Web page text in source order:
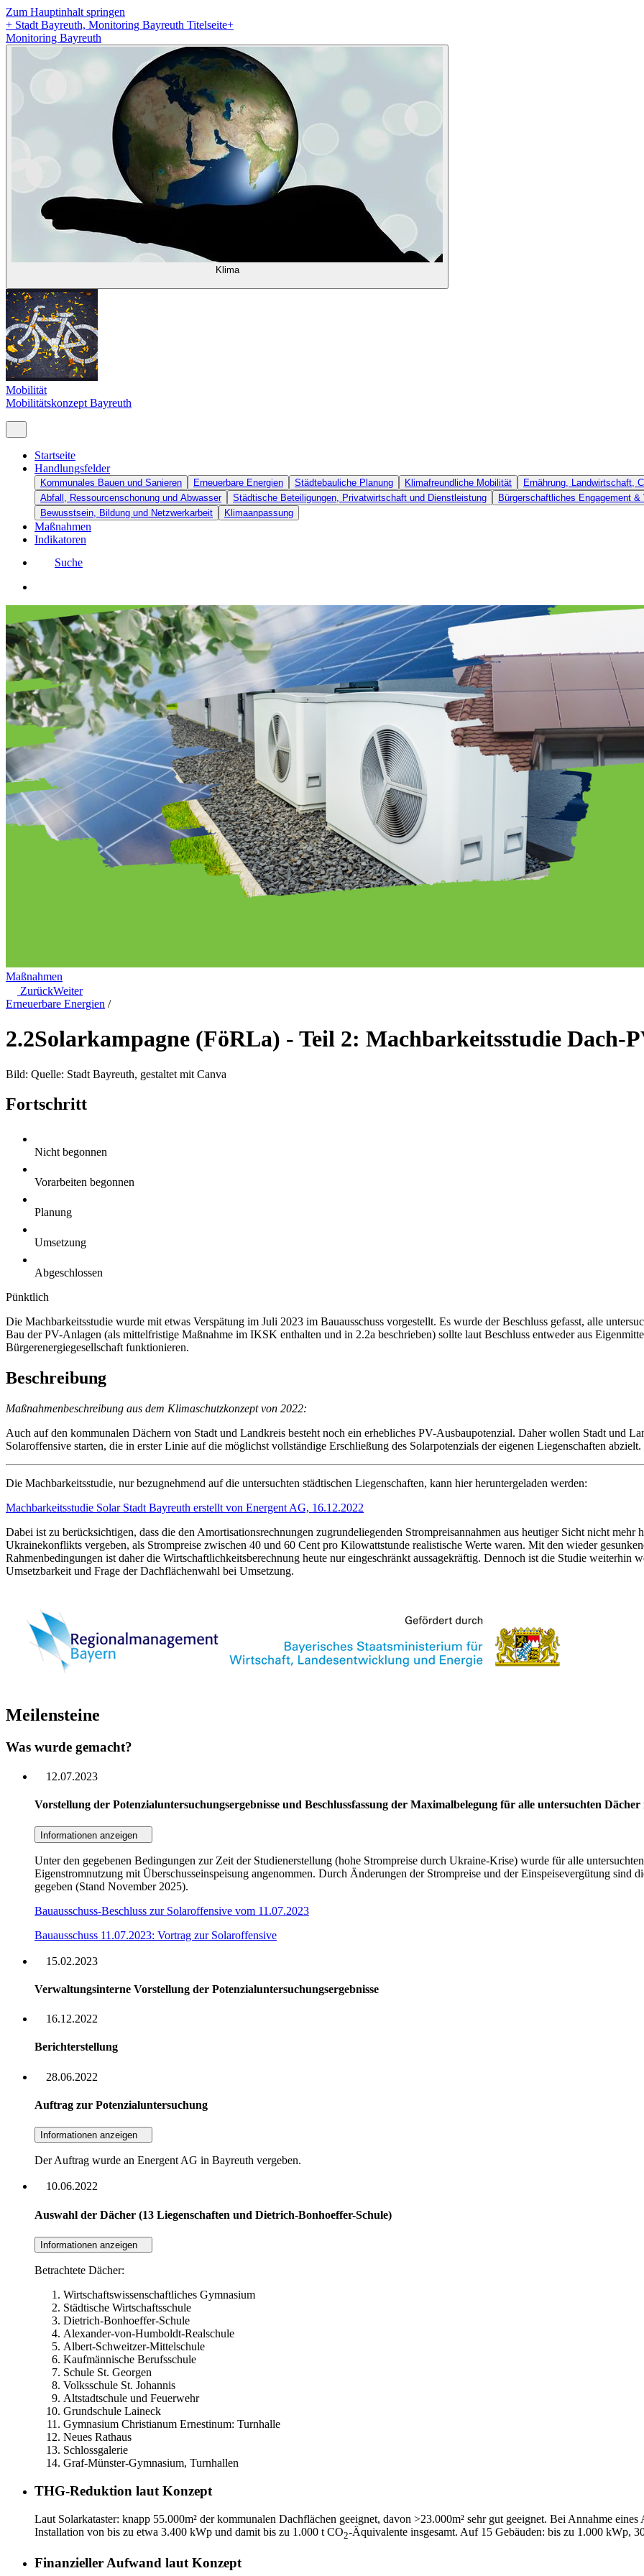
Zum Hauptinhalt springen
+ Stadt Bayreuth, Monitoring Bayreuth Titelseite+
Monitoring Bayreuth
Klima
Mobilität
Mobilitätskonzept Bayreuth
Startseite
Handlungsfelder
Kommunales Bauen und Sanieren Erneuerbare Energien Städtebauliche Planung Klimafreundliche Mobilität
Ernährung, Landwirtschaft,
Abfall, Ressourcenschonung und Abwasser
Städtische Beteiligungen, Privatwirtschaft und Dienstleistung
Bürgerschaftliches Engagement &
Bewusstsein, Bildung und Netzwerkarbeit
Klimaanpassung
Maßnahmen
Indikatoren
Suche
Maßnahmen
ZurückWeiter
Erneuerbare Energien /
2.2Solarkampagne (FöRLa) - Teil 2: Machbarkeitsstudie Dach-
Bild: Quelle: Stadt Bayreuth, gestaltet mit Canva
Fortschritt
Nicht begonnen
Vorarbeiten begonnen
Planung
Umsetzung
Abgeschlossen
Pünktlich
Die Machbarkeitsstudie wurde mit etwas Verspätung im Juli 2023 im Bauausschuss vorgestellt. Es wurde der Beschluss gefasst, alle
Bau der PV-Anlagen (als mittelfristige Maßnahme im IKSK enthalten und in 2.2a beschrieben) sollte laut Beschluss entweder aus
Bürgerenergiegesellschaft funktionieren.
Beschreibung
Maßnahmenbeschreibung aus dem Klimaschutzkonzept von 2022:
Auch auf den kommunalen Dächern von Stadt und Landkreis besteht noch ein erhebliches PV-Ausbaupotenzial. Daher wollen Stadt und
Solaroffensive starten, die in erster Linie auf die möglichst vollständige Erschließung des Solarpotenzials der eigenen Liegenschaften abzielt.
Die Machbarkeitsstudie, nur bezugnehmend auf die untersuchten städtischen Liegenschaften, kann hier heruntergeladen werden:
Machbarkeitsstudie Solar Stadt Bayreuth erstellt von Energent AG, 16.12.2022
Dabei ist zu berücksichtigen, dass die den Amortisationsrechnungen zugrundeliegenden Strompreisannahmen aus heutiger Sicht nicht
Ukrainekonflikts vergeben, als Strompreise zwischen 40 und 60 Cent pro Kilowattstunde realistische Werte waren. Mit den wieder
Rahmenbedingungen ist daher die Wirtschaftlichkeitsberechnung heute nur eingeschränkt aussagekräftig. Dennoch ist die Studie
Umsetzbarkeit und Frage der Dachflächenwahl bei Umsetzung.
Meilensteine
Was wurde gemacht?
12.07.2023
Vorstellung der Potenzialuntersuchungsergebnisse und Beschlussfassung der Maximalbelegung für alle untersuchten Dächer
Informationen anzeigen
Unter den gegebenen Bedingungen zur Zeit der Studienerstellung (hohe Strompreise durch Ukraine-Krise) wurde für alle
Eigenstromnutzung mit Überschusseinspeisung angenommen. Durch Änderungen der Strompreise und der Einspeisevergütung sind
gegeben (Stand November 2025).
Bauausschuss-Beschluss zur Solaroffensive vom 11.07.2023
Bauausschuss 11.07.2023: Vortrag zur Solaroffensive
15.02.2023
Verwaltungsinterne Vorstellung der Potenzialuntersuchungsergebnisse
16.12.2022
Berichterstellung
28.06.2022
Auftrag zur Potenzialuntersuchung
Informationen anzeigen
Der Auftrag wurde an Energent AG in Bayreuth vergeben.
10.06.2022
Auswahl der Dächer (13 Liegenschaften und Dietrich-Bonhoeffer-Schule)
Informationen anzeigen
Betrachtete Dächer:
Wirtschaftswissenschaftliches Gymnasium
Städtische Wirtschaftsschule
Dietrich-Bonhoeffer-Schule
Alexander-von-Humboldt-Realschule
Albert-Schweitzer-Mittelschule
Kaufmännische Berufsschule
Schule St. Georgen
Volksschule St. Johannis
Altstadtschule und Feuerwehr
Grundschule Laineck
Gymnasium Christianum Ernestinum: Turnhalle
Neues Rathaus
Schlossgalerie
Graf-Münster-Gymnasium, Turnhallen
THG-Reduktion laut Konzept
Laut Solarkataster: knapp 55.000m² der kommunalen Dachflächen geeignet, davon >23.000m² sehr gut geeignet. Bei Annahme
Installation von bis zu etwa 3.400 kWp und damit bis zu 1.000 t CO2-Äquivalente insgesamt. Auf 15 Gebäuden: bis zu 1.000 kWp,
Finanzieller Aufwand laut Konzept